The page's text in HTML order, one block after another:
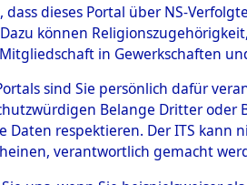
dass dieses Portal über NS-
können
in Gewerkschaften
sind Sie persönlich dafür
Belange Dritter
Daten respektieren. Der ITS
verantwortlich gemacht